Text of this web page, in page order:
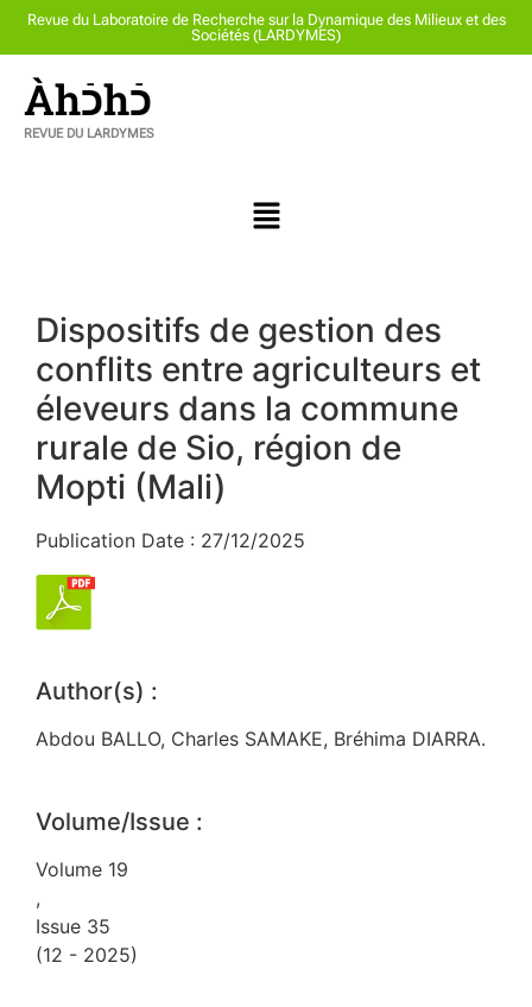
Revue du Laboratoire de Recherche sur la Dynamique des Milieux et des
Sociétés (LARDYMES)
Àhכֿhכֿ
REVUE DU LARDYMES
Dispositifs de gestion des
conflits entre agriculteurs et
éleveurs dans la commune
rurale de Sio, région de
Mopti (Mali)
Publication Date : 27/12/2025
Author(s) :
Abdou BALLO, Charles SAMAKE, Bréhima DIARRA.
Volume/Issue :
Volume 19
,
Issue 35
(12 - 2025)